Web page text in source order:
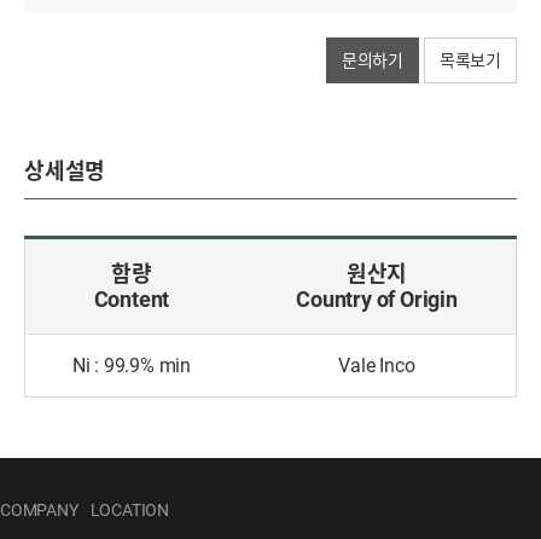
문의하기 목록보기
상세설명
함량
Content
원산지
Country of Origin
Ni : 99.9% min Vale Inco
COMPANY LOCATION